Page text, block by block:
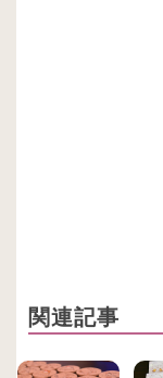
関連記事